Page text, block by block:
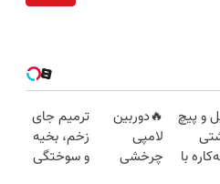
و پیچ
با
🔥دوربین
لامپی
چرخشی
ترمیم جای
زخم، بخیه
و سوختگی